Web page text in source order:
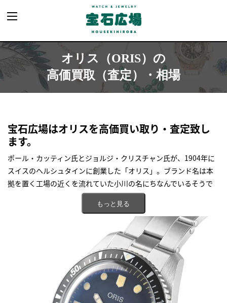
オリス
（ORIS）の
高価買取（査定）・相場
宝石広場はオリスを高価買い取り・査定致し
ます。
ポール・カッティン氏とジョルジ・クリスチャン氏が、1904年に
スイスのヘルシュタインに創業した「オリス」。ブランド名は本
拠を置く工場の近くを流れていた小川の名にちなんでいるそうで
2017年に新スイスネス法が施行されてからは、スイスメイドを謳
うことへのルールが厳しくなります。メーカーとしてはコストがか
かる施行でしたが、老舗ブランドである「オリス」の時計はスイ
スメイドを掲げつつ低価格を実現し、幅広い世代から人気を博す
ビジネスシーンで着用しやすいクラシックなモデルからブロンズ
もっと見る